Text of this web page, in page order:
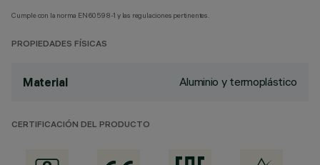
Cumple con la norma EN60598-1 y las regulaciones pertinentes.
PROPIEDADES FÍSICAS
Material Aluminio y termoplástico
CERTIFICACIÓN DEL PRODUCTO